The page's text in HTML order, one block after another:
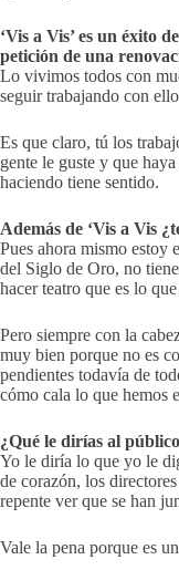
‘Vis a Vis’ es un éxito
petición de una
Lo vivimos todos con
seguir trabajando con
Es que claro, tú los
gente le guste y que
haciendo tiene sentido.
Además de ‘Vis a Vis
Pues ahora mismo estoy
del Siglo de Oro, no
hacer teatro que es lo
Pero siempre con la
muy bien porque no es
pendientes todavía de
cómo cala lo que hemos
¿Qué le dirías al
Yo le diría lo que yo le
de corazón, los
repente ver que se han
Vale la pena porque es